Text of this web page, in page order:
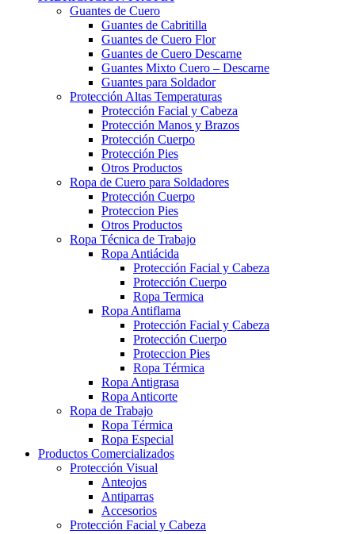
Guantes de Cuero
Guantes de Cabritilla
Guantes de Cuero Flor
Guantes de Cuero Descarne
Guantes Mixto Cuero – Descarne
Guantes para Soldador
Protección Altas Temperaturas
Protección Facial y Cabeza
Protección Manos y Brazos
Protección Cuerpo
Protección Pies
Otros Productos
Ropa de Cuero para Soldadores
Protección Cuerpo
Proteccion Pies
Otros Productos
Ropa Técnica de Trabajo
Ropa Antiácida
Protección Facial y Cabeza
Protección Cuerpo
Ropa Termica
Ropa Antiflama
Protección Facial y Cabeza
Protección Cuerpo
Proteccion Pies
Ropa Térmica
Ropa Antigrasa
Ropa Anticorte
Ropa de Trabajo
Ropa Térmica
Ropa Especial
Productos Comercializados
Protección Visual
Anteojos
Antiparras
Accesorios
Protección Facial y Cabeza